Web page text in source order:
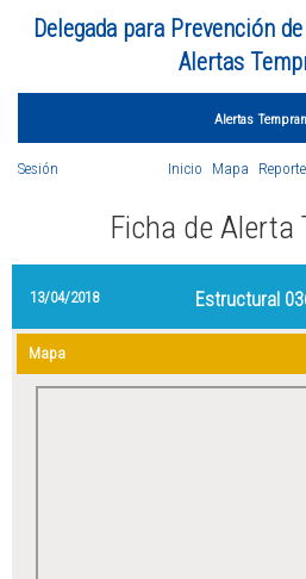
Delegada para Prevención
Alertas
Alertas
Inicio Mapa
Sesión
Ficha de Alerta
13/04/2018 Estructural
Mapa